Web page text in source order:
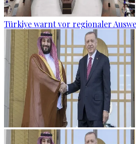
Türkiye warnt vor regionaler